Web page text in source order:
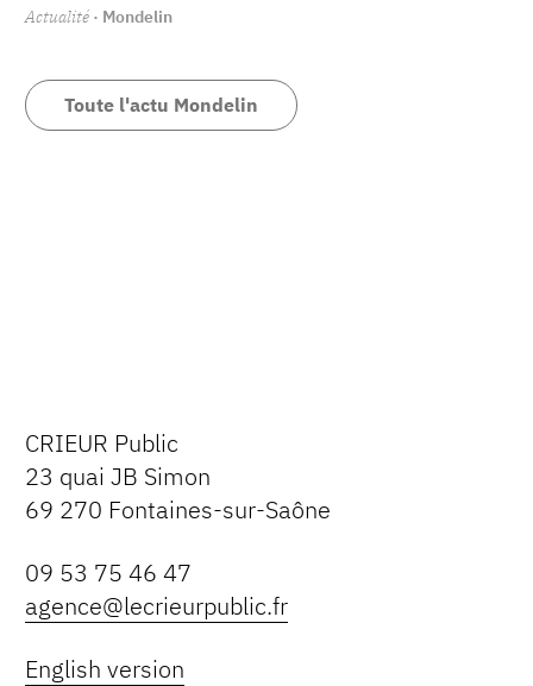
Actualité · Mondelin
Toute l'actu Mondelin
CRIEUR Public
23 quai JB Simon
69 270 Fontaines-sur-Saône
09 53 75 46 47
agence@lecrieurpublic.fr
English version